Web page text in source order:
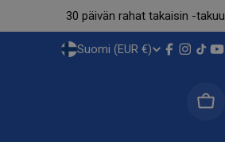
30 päivän rahat takaisin -takuu
M
Suomi (EUR €)
Facebook
Kori